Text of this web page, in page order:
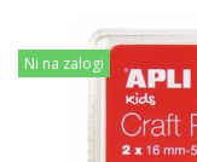
Ni na zalogi